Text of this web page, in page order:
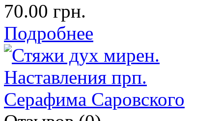
70.00 грн.
Подробнее